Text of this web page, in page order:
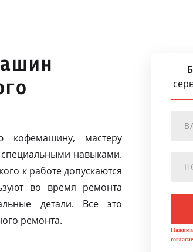
кофемашину, мастеру
навыками.
к работе допускаются
во время ремонта
детали. Все это
ремонта.